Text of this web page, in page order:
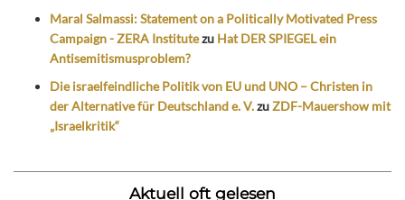
Maral Salmassi: Statement on a Politically Motivated Press
Campaign - ZERA Institutezu Hat DER SPIEGEL ein
Antisemitismusproblem?
Die israelfeindliche Politik von EU und UNO – Christen in
der Alternative für Deutschland e. V.zuZDF-Mauershow mit
„Israelkritik“
Aktuell oft gelesen